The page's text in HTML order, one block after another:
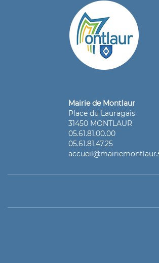
Mairie de Montlaur
Place du Lauragais
31450 MONTLAUR
05.61.81.00.00
05.61.81.47.25